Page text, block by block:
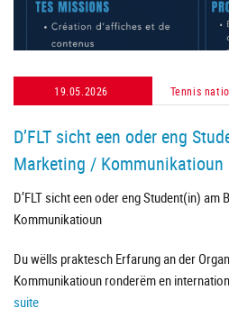
19.05.2026 Tennis
D’FLT sicht een oder eng
Marketing / Kommunikatioun
D’FLT sicht een oder eng Student(in) am
Kommunikatioun
Du wëlls praktesch Erfarung an der
Kommunikatioun ronderëm en
suite